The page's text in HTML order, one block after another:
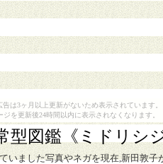
告は3ヶ月以上更新がないため表示されています。
ジを更新後24時間以内に表示されなくなります。
型図鑑 《ミドリシ
ました写真やネガを現在,新田敦